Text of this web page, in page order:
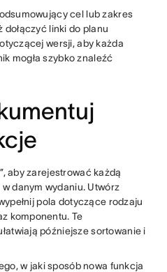
cel lub zakres
linki do planu
wersji, aby każda
mogła szybko znaleźć
aby zarejestrować każdą
danym wydaniu. Utwórz
pola dotyczące rodzaju
komponentu. Te
późniejsze sortowanie i
w jaki sposób nowa funkcja